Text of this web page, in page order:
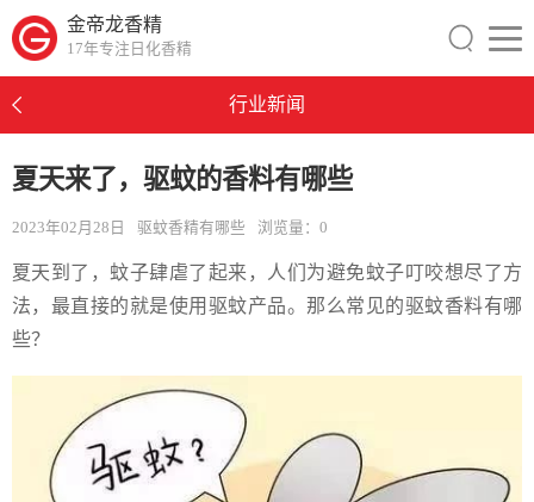
金帝龙香精
17年专注日化香精
行业新闻
夏天来了，驱蚊的香料有哪些
2023年02月28日 驱蚊香精有哪些 浏览量： 0
夏天到了，蚊子肆虐了起来，人们为避免蚊子叮咬想尽了方
法，最直接的就是使用驱蚊产品。那么常见的驱蚊香料有哪
些？